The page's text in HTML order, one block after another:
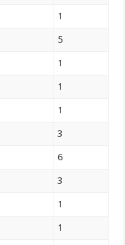
1
5
1
1
1
3
6
3
1
1